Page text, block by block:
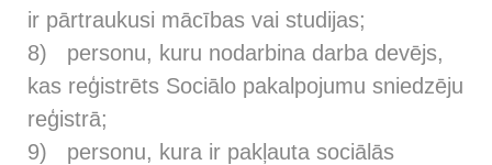
ir pārtraukusi mācības vai studijas;
8) personu, kuru nodarbina darba devējs,
kas reģistrēts Sociālo pakalpojumu sniedzēju
reģistrā;
9) personu, kura ir pakļauta sociālās